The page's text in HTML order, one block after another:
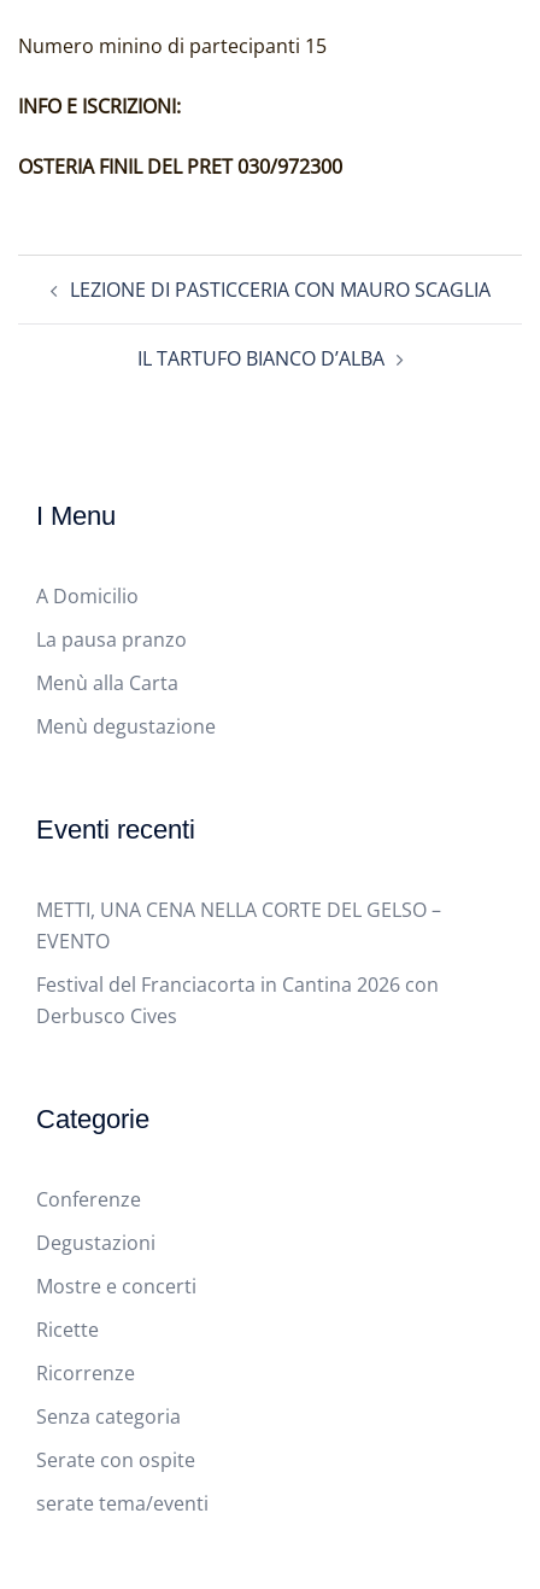
Numero minino di partecipanti 15
INFO E ISCRIZIONI:
OSTERIA FINIL DEL PRET 030/972300
articoloLEZIONE DI PASTICCERIA CON MAURO SCAGLIA
IL TARTUFO BIANCO D’ALBA
I Menu
A Domicilio
La pausa pranzo
Menù alla Carta
Menù degustazione
Eventi recenti
METTI, UNA CENA NELLA CORTE DEL GELSO –
EVENTO
Festival del Franciacorta in Cantina 2026 con
Derbusco Cives
Categorie
Conferenze
Degustazioni
Mostre e concerti
Ricette
Ricorrenze
Senza categoria
Serate con ospite
serate tema/eventi